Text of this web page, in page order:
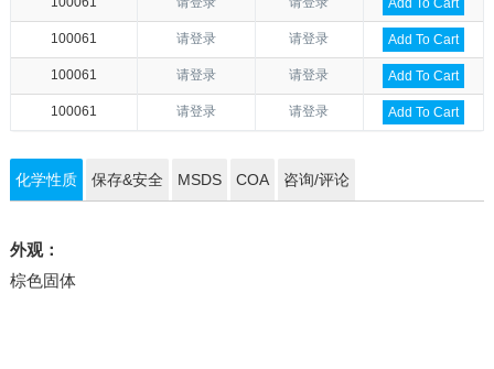
Add To Cart
100061 请登录 请登录 Add To Cart
100061 请登录 请登录 Add To Cart
100061 请登录 请登录 Add To Cart
化学性质 保存&安全 MSDS COA 咨询/评论
外观：
棕色固体